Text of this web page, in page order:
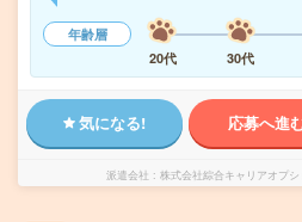
年齢層
20代
30代
気になる! 応募へ進
派遣会社 株式会社綜合キャリアオプ